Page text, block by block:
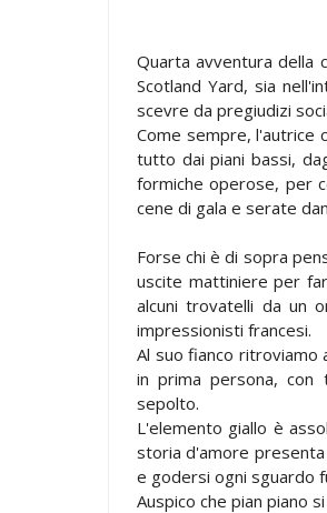
Quarta avventura della
Scotland Yard, sia
scevre da pregiudizi
Come sempre, l'autrice
tutto dai piani bassi,
formiche operose, per
cene di gala e serate
Forse chi è di sopra
uscite mattiniere per
alcuni trovatelli da un
impressionisti francesi.
Al suo fianco ritroviamo
in prima persona, con
sepolto.
L'elemento giallo è
storia d'amore
e godersi ogni sguardo
Auspico che pian piano